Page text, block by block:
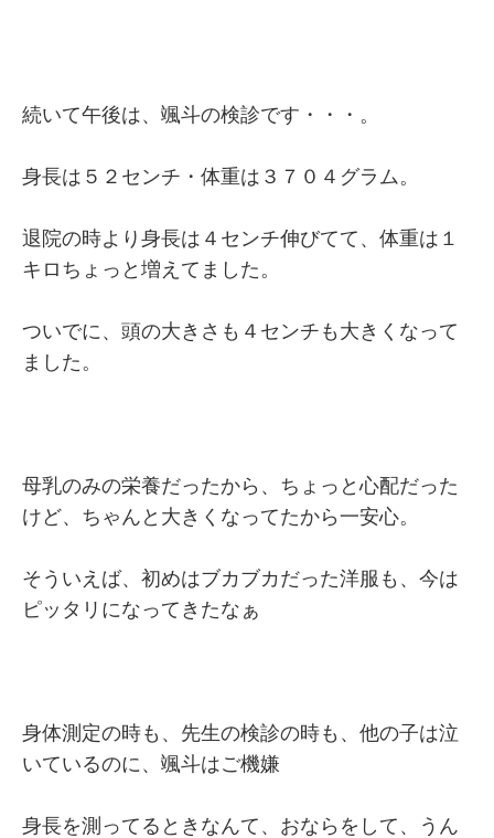
続いて午後は、颯斗の検診です・・・。
身長は５２センチ・体重は３７０４グラム。
退院の時より身長は４センチ伸びてて、体重は１
キロちょっと増えてました。
ついでに、頭の大きさも４センチも大きくなって
ました。
母乳のみの栄養だったから、ちょっと心配だった
けど、ちゃんと大きくなってたから一安心。
そういえば、初めはブカブカだった洋服も、今は
ピッタリになってきたなぁ
身体測定の時も、先生の検診の時も、他の子は泣
いているのに、颯斗はご機嫌
身長を測ってるときなんて、おならをして、うん